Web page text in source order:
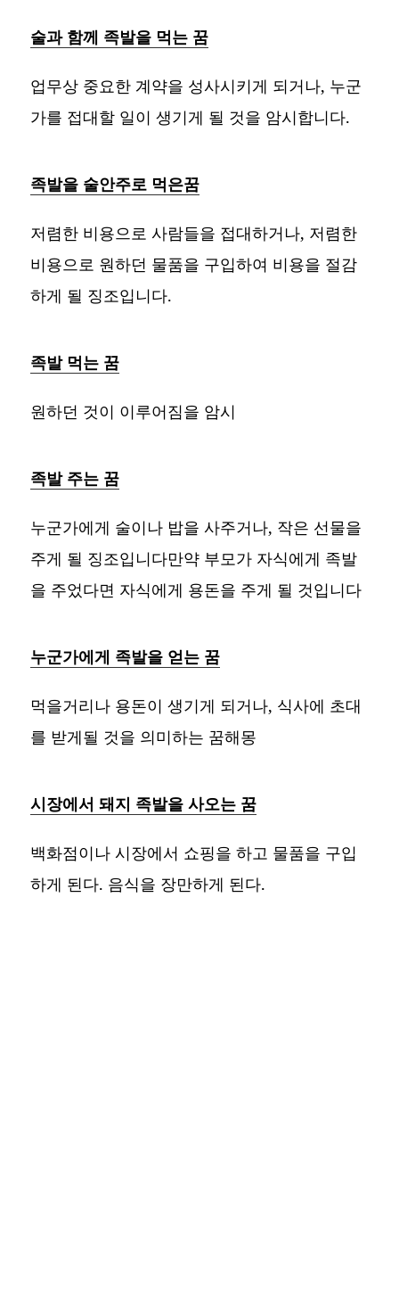
술과 함께 족발을 먹는 꿈
업무상 중요한 계약을 성사시키게 되거나, 누군
가를 접대할 일이 생기게 될 것을 암시합니다.
족발을 술안주로 먹은꿈
저렴한 비용으로 사람들을 접대하거나, 저렴한
비용으로 원하던 물품을 구입하여 비용을 절감
하게 될 징조입니다.
족발 먹는 꿈
원하던 것이 이루어짐을 암시
족발 주는 꿈
누군가에게 술이나 밥을 사주거나, 작은 선물을
주게 될 징조입니다만약 부모가 자식에게 족발
을 주었다면 자식에게 용돈을 주게 될 것입니다
누군가에게 족발을 얻는 꿈
먹을거리나 용돈이 생기게 되거나, 식사에 초대
를 받게될 것을 의미하는 꿈해몽
시장에서 돼지 족발을 사오는 꿈
백화점이나 시장에서 쇼핑을 하고 물품을 구입
하게 된다. 음식을 장만하게 된다.